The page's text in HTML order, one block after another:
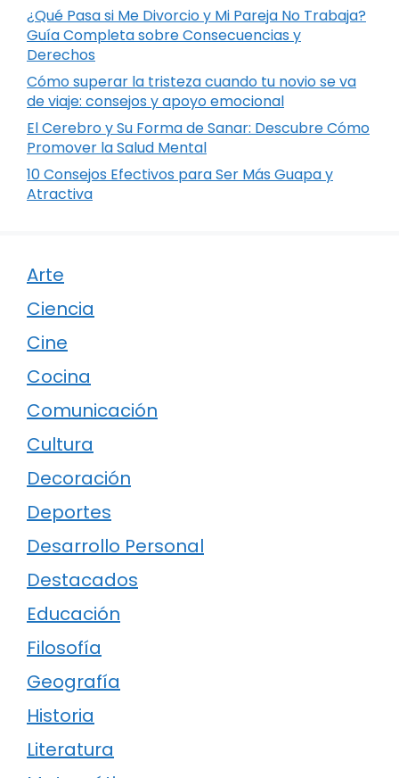
¿Qué Pasa si Me Divorcio y Mi Pareja No Trabaja?
Guía Completa sobre Consecuencias y
Derechos
Cómo superar la tristeza cuando tu novio se va
de viaje: consejos y apoyo emocional
El Cerebro y Su Forma de Sanar: Descubre Cómo
Promover la Salud Mental
10 Consejos Efectivos para Ser Más Guapa y
Atractiva
Arte
Ciencia
Cine
Cocina
Comunicación
Cultura
Decoración
Deportes
Desarrollo Personal
Destacados
Educación
Filosofía
Geografía
Historia
Literatura